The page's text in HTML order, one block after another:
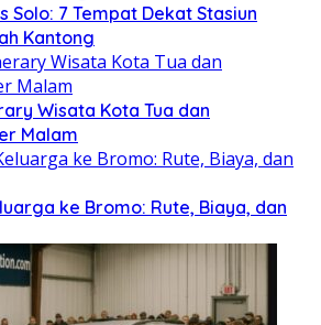
Solo: 7 Tempat Dekat Stasiun
Kantong
Wisata Kota Tua dan
Malam
ke Bromo: Rute, Biaya, dan